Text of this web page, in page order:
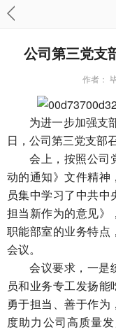
公司第三党支
作者：
为进一步加强支
日，公司第三党支部
会上，按照公司
动的通知》文件精神
员集中学习了中共
担当新作为的意见》
职能部室的业务特点
会议。
会议要求，一是
员和业务专工发扬能
勇于担当、善于作为
度助力公司高质量